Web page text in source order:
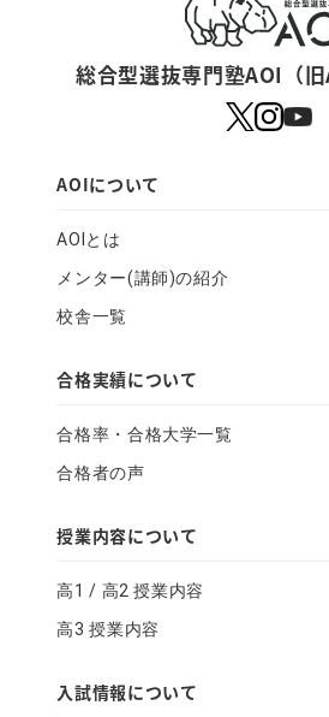
総合型選抜専門塾AOI（旧
AOIについて
AOIとは
メンター(講師)の紹介
校舎一覧
合格実績について
合格率・合格大学一覧
合格者の声
授業内容について
高1 / 高2 授業内容
高3 授業内容
入試情報について